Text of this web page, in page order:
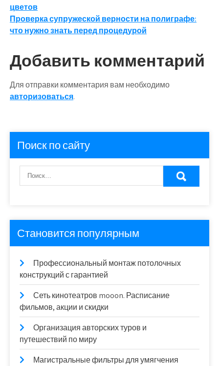
по
записям
цветов
Проверка супружеской верности на полиграфе:
что нужно знать перед процедурой
Добавить комментарий
Для отправки комментария вам необходимо
авторизоваться.
Поиск по сайту
Становится популярным
Профессиональный монтаж потолочных
конструкций с гарантией
Сеть кинотеатров mooon. Расписание
фильмов, акции и скидки
Организация авторских туров и
путешествий по миру
Магистральные фильтры для умягчения